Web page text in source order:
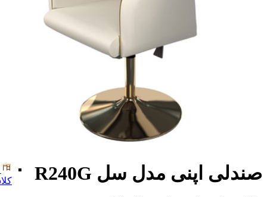
صندلی اپنی مدل سل R240G